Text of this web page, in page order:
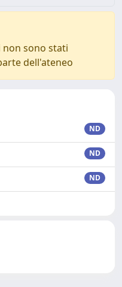
non sono stati
dell'ateneo
ND
ND
ND